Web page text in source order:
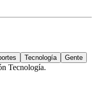
Tecnología Gente
Tecnología.